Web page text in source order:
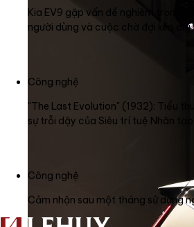
Kia EV9 gặp vấn đề nghiêm trọng
người dùng và cuộc chờ đợi kéo dài
Công nghệ
"The Last Evolution" (1932): Tiểu
sự trỗi dậy của Siêu trí tuệ Nhân tạo
Công nghệ
Cảm nhận sau một tháng sử dụng